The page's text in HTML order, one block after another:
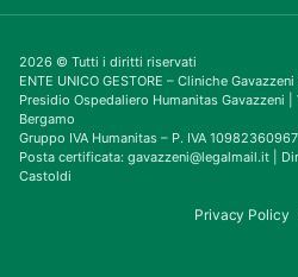
2026 © Tutti i diritti riservati
ENTE UNICO GESTORE – Cliniche
Presidio Ospedaliero Humanitas Gavazzeni |
Bergamo
Gruppo IVA Humanitas – P. IVA
Posta certificata: gavazzeni@legalmail.it |
Castoldi
Privacy Policy